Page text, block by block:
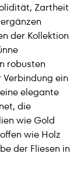
Zartheit
der Kollektion
robusten
ein
elegante
die
wie Gold
wie Holz
der Fliesen in